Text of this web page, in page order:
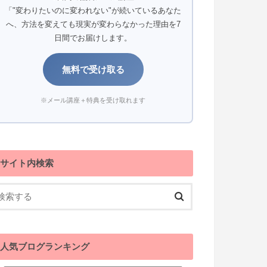
「"変わりたいのに変われない"が続いているあなた
へ、方法を変えても現実が変わらなかった理由を7
日間でお届けします。
無料で受け取る
※メール講座＋特典を受け取れます
サイト内検索
人気ブログランキング